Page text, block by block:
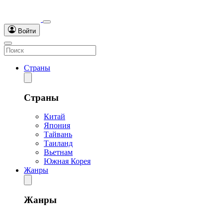
Войти
Страны
Страны
Китай
Япония
Тайвань
Таиланд
Вьетнам
Южная Корея
Жанры
Жанры